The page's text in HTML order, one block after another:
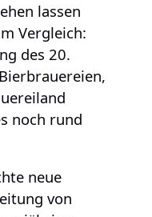
lassen
Vergleich:
des 20.
noch rund
neue
von